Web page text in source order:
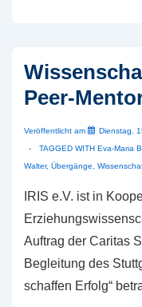
Mentoring
Peer-
Veröffentlicht am Dienstag,
TAGGED WITH Eva-Maria
Walter, Übergänge
IRIS e.V. ist in
Auftrag der Caritas
Begleitung des
schaffen Erfolg“